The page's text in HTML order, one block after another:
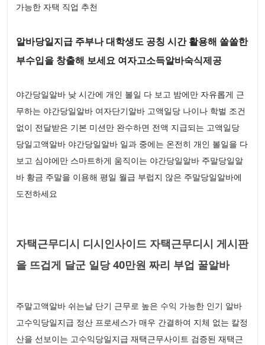
가능한 자택 직업 추천
알바당일지급 주부나 대학생도 공칭 시간 활용해 쏠쏠한
부수입을 창출해 보세요 여자고소득알바숙식제공
야간당일알바 낮 시간에 개인 볼일 다 보고 밤에만 자유롭게 근
무하는 야간당일알바 여자단기알바 고액일당 나이나 학벌 조건
없이 전달받은 기본 미션만 완수하면 전액 지급되는 고액일당
당일고액알바 야간당일알바 일과 중에는 온전히 개인 볼일을 다
보고 심야에만 스마트하게 움직이는 야간당일알바 주말당일알
바 황금 주말을 이용해 평일 월급 부럽지 않은 주말당일알바에
도전하세요
자택근무디시 디시인사이드 자택근무디시 게시판
을 뜨겁게 달군 일당 40만원 짜리 부업 꿀알바
주말고액알바 쉬는날 단기 근무로 높은 수익 가능한 인기 알바
고수익당일지급 정산 프로세스가 매우 간결하여 지체 없는 칼정
산을 선보이는 고수익당일지급 재택근무사이트 검증된 재택근